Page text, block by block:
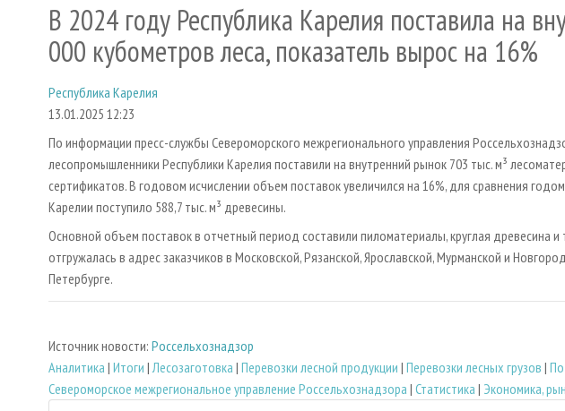
В 2024 году Республика Карелия поставила на
000 кубометров леса, показатель вырос на 16%
Республика Карелия
13.01.2025 12:23
По информации пресс-службы Североморского межрегионального управления
лесопромышленники Республики Карелия поставили на внутренний рынок 703 тыс. м³
сертификатов. В годовом исчислении объем поставок увеличился на 16%, для сравнения
Карелии поступило 588,7 тыс. м³ древесины.
Основной объем поставок в отчетный период составили пиломатериалы, круглая древесина
отгружалась в адрес заказчиков в Московской, Рязанской, Ярославской, Мурманской и
Петербурге.
Источник новости: Россельхознадзор
Аналитика | Итоги | Лесозаготовка | Перевозки лесной продукции | Перевозки лесных грузов |
Североморское межрегиональное управление Россельхознадзора | Статистика | Экономика,